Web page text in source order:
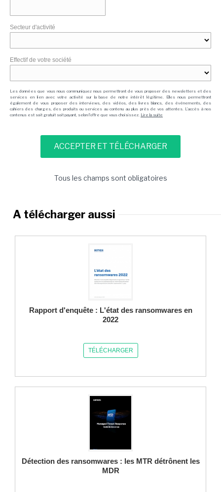
Secteur d'activité
Effectif de votre société
Les données que vous nous communiquez nous permettront de vous proposer des newsletters et des
services en lien avec votre activité sur la base de notre intérêt légitime. Elles nous permettront
également de vous proposer des interviews, des vidéos, des livres blancs, des événements, des
cahiers des charges, des produits ou services au contenu au plus près de vos attentes. L'accès à nos
contenus est soit gratuit soit payant, selon l'offre que vous choisissez. Lire la suite
Tous les champs sont obligatoires
A télécharger aussi
Rapport d'enquête : L'état des ransomwares en
2022
TÉLÉCHARGER
Détection des ransomwares : les MTR détrônent les
MDR